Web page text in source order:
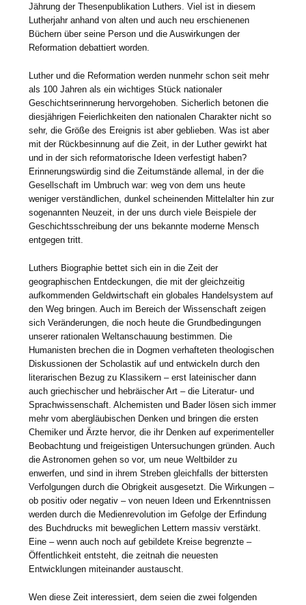
Jährung der Thesenpublikation Luthers. Viel ist in diesem
Lutherjahr anhand von alten und auch neu erschienenen
Büchern über seine Person und die Auswirkungen der
Reformation debattiert worden.
Luther und die Reformation werden nunmehr schon seit mehr
als 100 Jahren als ein wichtiges Stück nationaler
Geschichtserinnerung hervorgehoben. Sicherlich betonen die
diesjährigen Feierlichkeiten den nationalen Charakter nicht so
sehr, die Größe des Ereignis ist aber geblieben. Was ist aber
mit der Rückbesinnung auf die Zeit, in der Luther gewirkt hat
und in der sich reformatorische Ideen verfestigt haben?
Erinnerungswürdig sind die Zeitumstände allemal, in der die
Gesellschaft im Umbruch war: weg von dem uns heute
weniger verständlichen, dunkel scheinenden Mittelalter hin zur
sogenannten Neuzeit, in der uns durch viele Beispiele der
Geschichtsschreibung der uns bekannte moderne Mensch
entgegen tritt.
Luthers Biographie bettet sich ein in die Zeit der
geographischen Entdeckungen, die mit der gleichzeitig
aufkommenden Geldwirtschaft ein globales Handelsystem auf
den Weg bringen. Auch im Bereich der Wissenschaft zeigen
sich Veränderungen, die noch heute die Grundbedingungen
unserer rationalen Weltanschauung bestimmen. Die
Humanisten brechen die in Dogmen verhafteten theologischen
Diskussionen der Scholastik auf und entwickeln durch den
literarischen Bezug zu Klassikern – erst lateinischer dann
auch griechischer und hebräischer Art – die Literatur- und
Sprachwissenschaft. Alchemisten und Bader lösen sich immer
mehr vom abergläubischen Denken und bringen die ersten
Chemiker und Ärzte hervor, die ihr Denken auf experimenteller
Beobachtung und freigeistigen Untersuchungen gründen. Auch
die Astronomen gehen so vor, um neue Weltbilder zu
enwerfen, und sind in ihrem Streben gleichfalls der bittersten
Verfolgungen durch die Obrigkeit ausgesetzt. Die Wirkungen –
ob positiv oder negativ – von neuen Ideen und Erkenntnissen
werden durch die Medienrevolution im Gefolge der Erfindung
des Buchdrucks mit beweglichen Lettern massiv verstärkt.
Eine – wenn auch noch auf gebildete Kreise begrenzte –
Öffentlichkeit entsteht, die zeitnah die neuesten
Entwicklungen miteinander austauscht.
Wen diese Zeit interessiert, dem seien die zwei folgenden